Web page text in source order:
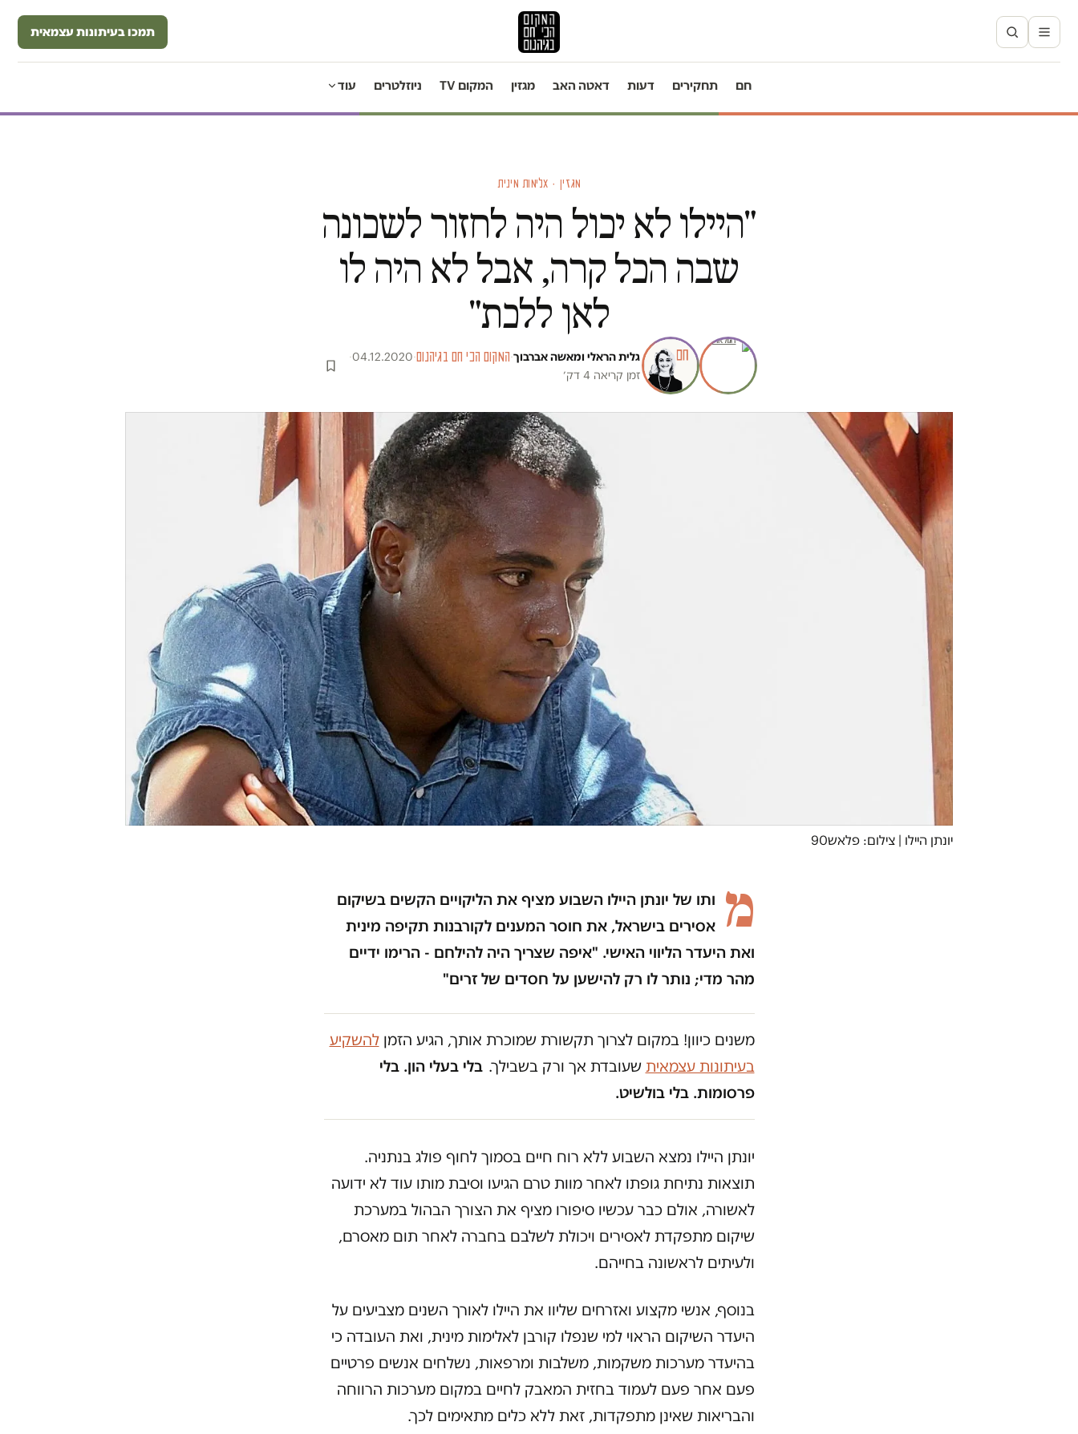
תמכו בעיתונות עצמאית
חם תחקירים דעות דאטה האב מגזין המקום TV ניוזלטרים עוד
מגזין · אלימות מינית
"היילו לא יכול היה לחזור לשכונה
שבה הכל קרה, אבל לא היה לו
לאן ללכת"
גלית הראלי ומאשה אברבוך·המקום הכי חם בגיהנום·
04.12.2020
·
זמן קריאה 4 דק׳
יונתן היילו | צילום: פלאש90
מ ותו של יונתן היילו השבוע מציף את הליקויים הקשים בשיקום
אסירים בישראל, את חוסר המענים לקורבנות תקיפה מינית
ואת היעדר הליווי האישי. "איפה שצריך היה להילחם - הרימו ידיים
מהר מדי; נותר לו רק להישען על חסדים של זרים"
משנים כיוון! במקום לצרוך תקשורת שמוכרת אותך, הגיע הזמןלהשקיע
בעיתונות עצמאית שעובדת אך ורק בשבילך. בלי בעלי הון. בלי
פרסומות. בלי בולשיט.
יונתן היילו נמצא השבוע ללא רוח חיים בסמוך לחוף פולג בנתניה.
תוצאות נתיחת גופתו לאחר מוות טרם הגיעו וסיבת מותו עוד לא ידועה
לאשורה, אולם כבר עכשיו סיפורו מציף את הצורך הבהול במערכת
שיקום מתפקדת לאסירים ויכולת לשלבם בחברה לאחר תום מאסרם,
ולעיתים לראשונה בחייהם.
בנוסף, אנשי מקצוע ואזרחים שליוו את היילו לאורך השנים מצביעים על
היעדר השיקום הראוי למי שנפלו קורבן לאלימות מינית, ואת העובדה כי
בהיעדר מערכות משקמות, משלבות ומרפאות, נשלחים אנשים פרטיים
פעם אחר פעם לעמוד בחזית המאבק לחיים במקום מערכות הרווחה
והבריאות שאינן מתפקדות, זאת ללא כלים מתאימים לכך.